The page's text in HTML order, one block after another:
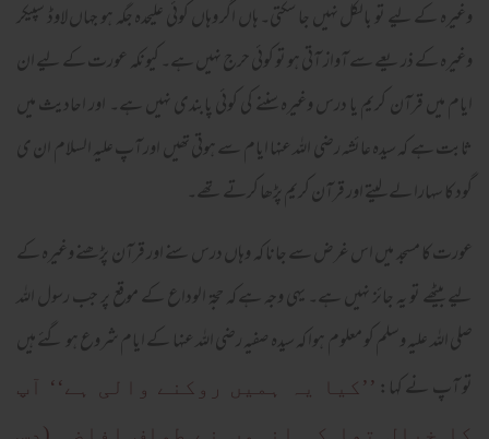
وغیرہ کے لیے تو بالکل نہیں جا سکتی۔ ہاں اگر وہاں کوئی علیحدہ جگہ ہو جہاں لاوڈ سپیکر
وغیرہ کے ذریعے سے آواز آتی ہو تو کوئی حرج نہیں ہے۔ کیونکہ عورت کے لیے ان
ایام میں قرآن کریم یا درس وغیرہ سننے کی کوئی پابندی نہیں ہے۔ اور احادیث میں
ثابت ہے کہ سیدہ عائشہ رضی اللہ عنہا ایام سے ہوتی تھیں اور آپ علیہ السلام ان ی
گود کا سہارا لے لیتے اور قرآن کریم پڑھا کرتے تھے۔
عورت کا مسجد میں اس غرض سے جانا کہ وہاں درس سنے اور قرآن پڑھنے وغیرہ کے
لیے بیٹھے تو یہ جائز نہیں ہے۔ یہی وجہ ہے کہ حجۃ الوداع کے موقع پر جب رسول اللہ
صلی اللہ علیہ وسلم کو معلوم ہوا کہ سیدہ صفیہ رضی اللہ عنہا کے ایام شروع ہو گئے ہیں
تو آپ نے کہا: ’’کیا یہ ہمیں روکنے والی ہے‘‘ آپ
کا خیال تھا کہ انہوں نے طواف افاضہ (دس